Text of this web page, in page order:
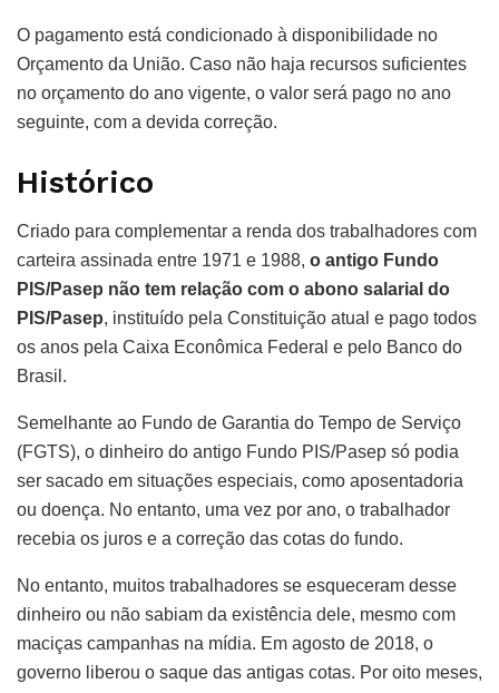
O pagamento está condicionado à disponibilidade no
Orçamento da União. Caso não haja recursos suficientes
no orçamento do ano vigente, o valor será pago no ano
seguinte, com a devida correção.
Histórico
Criado para complementar a renda dos trabalhadores com
carteira assinada entre 1971 e 1988, o antigo Fundo
PIS/Pasep não tem relação com o abono salarial do
PIS/Pasep, instituído pela Constituição atual e pago todos
os anos pela Caixa Econômica Federal e pelo Banco do
Brasil.
Semelhante ao Fundo de Garantia do Tempo de Serviço
(FGTS), o dinheiro do antigo Fundo PIS/Pasep só podia
ser sacado em situações especiais, como aposentadoria
ou doença. No entanto, uma vez por ano, o trabalhador
recebia os juros e a correção das cotas do fundo.
No entanto, muitos trabalhadores se esqueceram desse
dinheiro ou não sabiam da existência dele, mesmo com
maciças campanhas na mídia. Em agosto de 2018, o
governo liberou o saque das antigas cotas. Por oito meses,